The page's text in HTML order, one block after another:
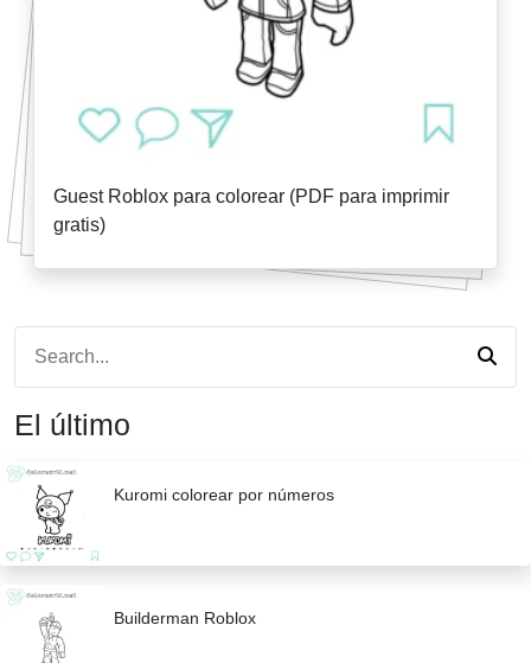
Guest Roblox para colorear (PDF para imprimir
gratis)
El último
Kuromi colorear por números
Builderman Roblox